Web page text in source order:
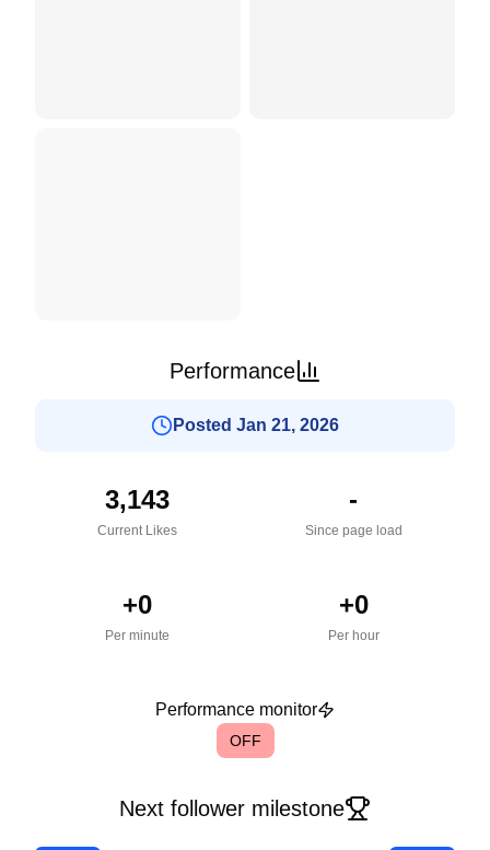
Performance
Posted Jan 21, 2026
3,143
Current Likes
-
Since page load
+0
Per minute
+0
Per hour
Performance monitor
OFF
Next follower milestone